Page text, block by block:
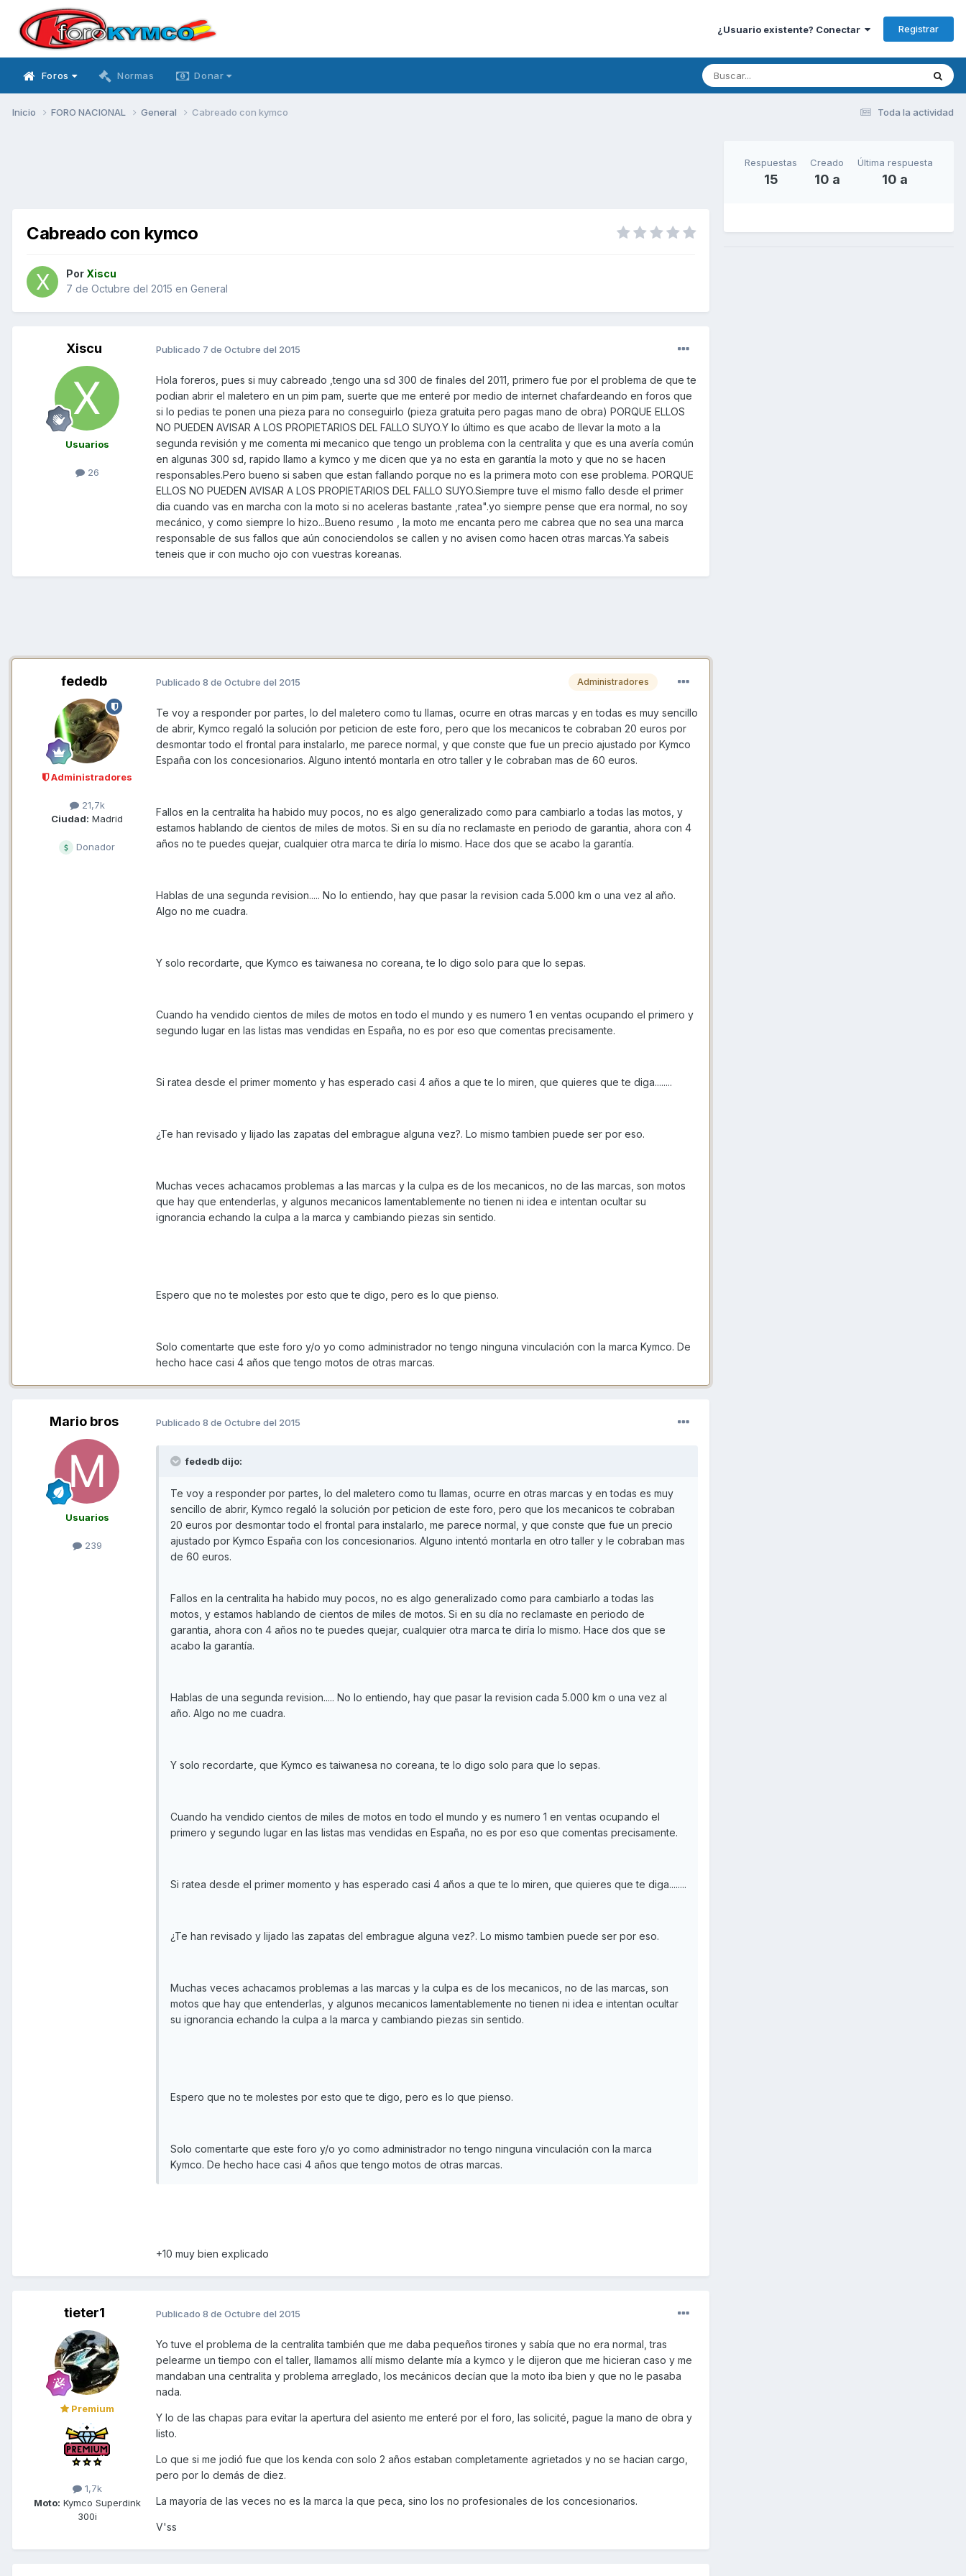
¿Usuario existente? Conectar Registrar
Foros Normas Donar
Toda la actividad
Inicio FORO NACIONAL General Cabreado con kymco
Cabreado con kymco
Por Xiscu
7 de Octubre del 2015 en General
Xiscu
Usuarios
26
Publicado 7 de Octubre del 2015
Hola foreros, pues si muy cabreado ,tengo una sd 300 de finales del 2011, primero fue por el problema de que te
podian abrir el maletero en un pim pam, suerte que me enteré por medio de internet chafardeando en foros que
si lo pedias te ponen una pieza para no conseguirlo (pieza gratuita pero pagas mano de obra) PORQUE ELLOS
NO PUEDEN AVISAR A LOS PROPIETARIOS DEL FALLO SUYO.Y lo último es que acabo de llevar la moto a la
segunda revisión y me comenta mi mecanico que tengo un problema con la centralita y que es una avería común
en algunas 300 sd, rapido llamo a kymco y me dicen que ya no esta en garantía la moto y que no se hacen
responsables.Pero bueno si saben que estan fallando porque no es la primera moto con ese problema. PORQUE
ELLOS NO PUEDEN AVISAR A LOS PROPIETARIOS DEL FALLO SUYO.Siempre tuve el mismo fallo desde el primer
dia cuando vas en marcha con la moto si no aceleras bastante ,ratea".yo siempre pense que era normal, no soy
mecánico, y como siempre lo hizo...Bueno resumo , la moto me encanta pero me cabrea que no sea una marca
responsable de sus fallos que aún conociendolos se callen y no avisen como hacen otras marcas.Ya sabeis
teneis que ir con mucho ojo con vuestras koreanas.
fededb
Administradores
21,7k
Ciudad: Madrid
Donador
Administradores
Publicado 8 de Octubre del 2015
Te voy a responder por partes, lo del maletero como tu llamas, ocurre en otras marcas y en todas es muy sencillo
de abrir, Kymco regaló la solución por peticion de este foro, pero que los mecanicos te cobraban 20 euros por
desmontar todo el frontal para instalarlo, me parece normal, y que conste que fue un precio ajustado por Kymco
España con los concesionarios. Alguno intentó montarla en otro taller y le cobraban mas de 60 euros.
Fallos en la centralita ha habido muy pocos, no es algo generalizado como para cambiarlo a todas las motos, y
estamos hablando de cientos de miles de motos. Si en su día no reclamaste en periodo de garantia, ahora con 4
años no te puedes quejar, cualquier otra marca te diría lo mismo. Hace dos que se acabo la garantía.
Hablas de una segunda revision..... No lo entiendo, hay que pasar la revision cada 5.000 km o una vez al año.
Algo no me cuadra.
Y solo recordarte, que Kymco es taiwanesa no coreana, te lo digo solo para que lo sepas.
Cuando ha vendido cientos de miles de motos en todo el mundo y es numero 1 en ventas ocupando el primero y
segundo lugar en las listas mas vendidas en España, no es por eso que comentas precisamente.
Si ratea desde el primer momento y has esperado casi 4 años a que te lo miren, que quieres que te diga........
¿Te han revisado y lijado las zapatas del embrague alguna vez?. Lo mismo tambien puede ser por eso.
Muchas veces achacamos problemas a las marcas y la culpa es de los mecanicos, no de las marcas, son motos
que hay que entenderlas, y algunos mecanicos lamentablemente no tienen ni idea e intentan ocultar su
ignorancia echando la culpa a la marca y cambiando piezas sin sentido.
Espero que no te molestes por esto que te digo, pero es lo que pienso.
Solo comentarte que este foro y/o yo como administrador no tengo ninguna vinculación con la marca Kymco. De
hecho hace casi 4 años que tengo motos de otras marcas.
Mario bros
Usuarios
239
Publicado 8 de Octubre del 2015
fededb dijo:
Te voy a responder por partes, lo del maletero como tu llamas, ocurre en otras marcas y en todas es muy
sencillo de abrir, Kymco regaló la solución por peticion de este foro, pero que los mecanicos te cobraban
20 euros por desmontar todo el frontal para instalarlo, me parece normal, y que conste que fue un precio
ajustado por Kymco España con los concesionarios. Alguno intentó montarla en otro taller y le cobraban mas
de 60 euros.
Fallos en la centralita ha habido muy pocos, no es algo generalizado como para cambiarlo a todas las
motos, y estamos hablando de cientos de miles de motos. Si en su día no reclamaste en periodo de
garantia, ahora con 4 años no te puedes quejar, cualquier otra marca te diría lo mismo. Hace dos que se
acabo la garantía.
Hablas de una segunda revision..... No lo entiendo, hay que pasar la revision cada 5.000 km o una vez al
año. Algo no me cuadra.
Y solo recordarte, que Kymco es taiwanesa no coreana, te lo digo solo para que lo sepas.
Cuando ha vendido cientos de miles de motos en todo el mundo y es numero 1 en ventas ocupando el
primero y segundo lugar en las listas mas vendidas en España, no es por eso que comentas precisamente.
Si ratea desde el primer momento y has esperado casi 4 años a que te lo miren, que quieres que te diga........
¿Te han revisado y lijado las zapatas del embrague alguna vez?. Lo mismo tambien puede ser por eso.
Muchas veces achacamos problemas a las marcas y la culpa es de los mecanicos, no de las marcas, son
motos que hay que entenderlas, y algunos mecanicos lamentablemente no tienen ni idea e intentan ocultar
su ignorancia echando la culpa a la marca y cambiando piezas sin sentido.
Espero que no te molestes por esto que te digo, pero es lo que pienso.
Solo comentarte que este foro y/o yo como administrador no tengo ninguna vinculación con la marca
Kymco. De hecho hace casi 4 años que tengo motos de otras marcas.
+10 muy bien explicado
tieter1
Premium
1,7k
Moto: Kymco Superdink
300i
Publicado 8 de Octubre del 2015
Yo tuve el problema de la centralita también que me daba pequeños tirones y sabía que no era normal, tras
pelearme un tiempo con el taller, llamamos allí mismo delante mía a kymco y le dijeron que me hicieran caso y me
mandaban una centralita y problema arreglado, los mecánicos decían que la moto iba bien y que no le pasaba
nada.
Y lo de las chapas para evitar la apertura del asiento me enteré por el foro, las solicité, pague la mano de obra y
listo.
Lo que si me jodió fue que los kenda con solo 2 años estaban completamente agrietados y no se hacian cargo,
pero por lo demás de diez.
La mayoría de las veces no es la marca la que peca, sino los no profesionales de los concesionarios.
V'ss
Respuestas
15
Creado
10 a
Última respuesta
10 a